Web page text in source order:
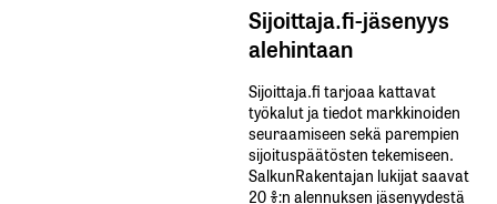
Sijoittaja.fi-jäsenyys
alehintaan
Sijoittaja.fi tarjoaa kattavat
työkalut ja tiedot markkinoiden
seuraamiseen sekä parempien
sijoituspäätösten tekemiseen.
SalkunRakentajan lukijat saavat
20 %:n alennuksen jäsenyydestä